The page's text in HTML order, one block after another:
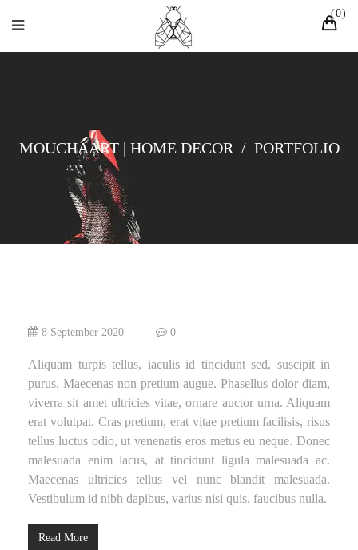
0
MOUCHAART | HOME DECOR / PORTFOLIO
8 September 2020 0
Aliquam turpis tellus, iaculis id tincidunt sed, suscipit in
purus. Maecenas non pretium augue. Phasellus dolor diam,
viverra sit amet ultricies vitae, ornare auctor urna. Aliquam
erat volutpat. Cras pretium, erat vitae pretium facilisis, risus
tellus luctus odio, ut venenatis eros metus eu neque. Donec
malesuada enim lacus, at tincidunt ligula malesuada ac.
Maecenas ultricies tellus vel nunc blandit malesuada.
Vestibulum id nibh dapibus, varius nisi quis, faucibus nulla.
Read More